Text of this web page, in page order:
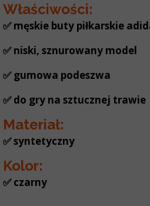
Właściwości:
✅ męskie buty piłkarskie
✅ niski, sznurowany model
✅ gumowa podeszwa
✅ do gry na sztucznej trawie
Materiał:
✅ syntetyczny
Kolor:
✅ czarny